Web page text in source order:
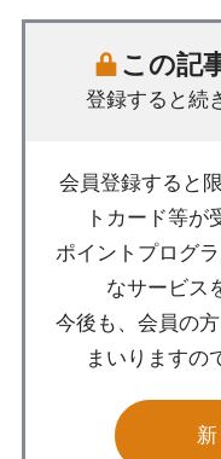
この記
登録すると続
会員登録すると
トカード等が
ポイントプログ
なサービス
今後も、会員の
まいりますの